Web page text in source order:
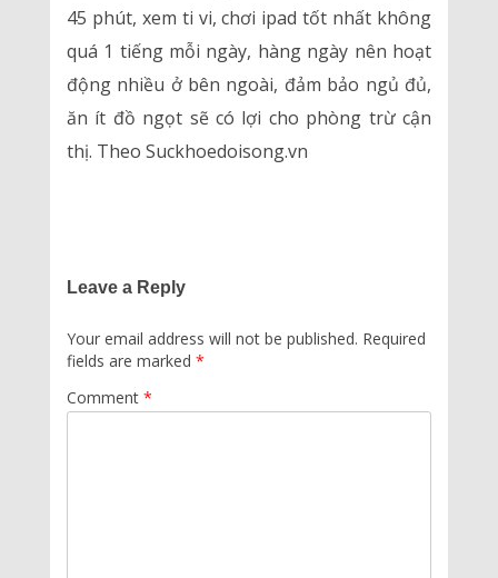
45 phút, xem ti vi, chơi ipad tốt nhất không
quá 1 tiếng mỗi ngày, hàng ngày nên hoạt
động nhiều ở bên ngoài, đảm bảo ngủ đủ,
ăn ít đồ ngọt sẽ có lợi cho phòng trừ cận
thị. Theo Suckhoedoisong.vn
Leave a Reply
Your email address will not be published. Required
fields are marked *
Comment *